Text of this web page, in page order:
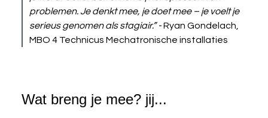
problemen. Je denkt mee, je doet mee – je voelt je
serieus genomen als stagiair.” -Ryan Gondelach,
MBO 4 Technicus Mechatronische installaties
Wat breng je mee? jij...